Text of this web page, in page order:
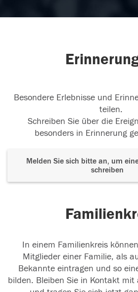
Besondere Erlebnisse und
teilen.
Schreiben Sie über die
besonders in Erinnerung
Melden Sie sich bitte an, um
schreiben
In einem Familienkreis
Mitglieder einer Familie, als
Bekannte eintragen und so
bilden. Bleiben Sie in Kontakt